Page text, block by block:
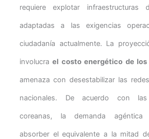
requiere explotar infraestructuras
adaptadas a las exigencias
ciudadanía actualmente. La
involucrael costo energético de los
amenaza con desestabilizar las
nacionales. De acuerdo con las
coreanas, la demanda agéntica
absorber el equivalente a la mitad